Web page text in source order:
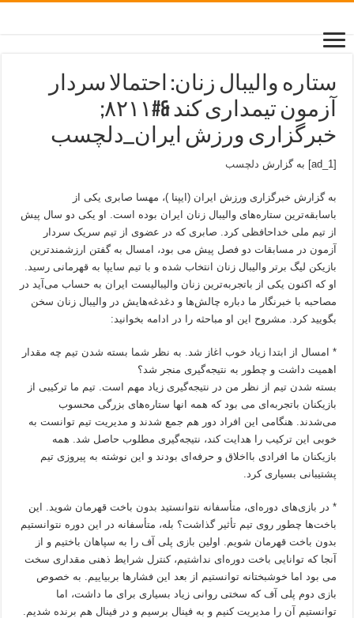
ستاره والیبال زنان: احتمالا سردار
آزمون تیمداری کند &#۸۲۱۱;
خبرگزاری ورزش ایران_دلچسب
[ad_1] به گزارش دلچسب
به گزارش خبرگزاری ورزش ایران (ایپنا )، مهسا صابری یکی از
باسابقه‌ترین ستاره‌های والیبال زنان ایران بوده است. او یکی دو سال پیش
از تیم ملی خداحافظی کرد. صابری که در عضوی از تیم سریک سردار
آزمون در مسابقات دو فصل پیش می بود، امسال به گفتن ارزشمندترین
بازیکن لیگ برتر والیبال زنان انتخاب شده و با تیم سایپا به قهرمانی رسید.
او که اکنون یکی از باتجربه‌ترین زنان والیبالیست ایران به حساب می‌آید در
مصاحبه با خبرنگار ما دباره چالش‌ها و دغدغه‌هایش در والیبال زنان سخن
بگویید کرد. مشروح این او مباحثه را در ادامه بخوانید:
* امسال از ابتدا زیاد خوب اغاز شد. به نظر شما بسته شدن تیم چه مقدار
اهمیت داشت و چطور به نتیجه‌گیری منجر شد؟
بسته شدن تیم از نظر من در نتیجه‌گیری زیاد مهم است. تیم ما ترکیبی از
بازیکنان باتجربه‌ای می بود که همه انها ستاره‌های بزرگی محسوب
می‌شدند. هنگامی این افراد دور هم جمع شدند و مدیریت تیم توانست به
خوبی این ترکیب را هدایت کند، نتیجه‌گیری مطلوب حاصل شد. همه
بازیکنان ما افرادی بااخلاق و حرفه‌ای بودند و این نوشته به پیروزی تیم
پشتیبانی بسیاری کرد.
* در بازی‌های دوره‌ای، متأسفانه نتوانستید بدون باخت قهرمان شوید. این
باخت‌ها چطور روی تیم تأثیر گذاشت؟ بله، متأسفانه در این دوره نتوانستیم
بدون باخت قهرمان شویم. اولین بازی پلی آف را به سپاهان باختیم و از
آنجا که توانایی باخت دوره‌ای نداشتیم، کنترل شرایط ذهنی مقداری سخت
می بود اما خوشبختانه توانستیم از بعد این فشارها بربیاییم. به خصوص
بازی دوم پلی آف که سختی روانی زیاد بسیاری برای ما داشت، اما
توانستیم آن را مدیریت کنیم و به فینال برسیم و در فینال هم برنده شدیم.